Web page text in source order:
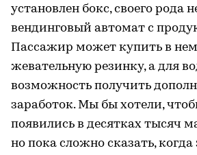
установлен бокс, своего рода
вендинговый автомат с
Пассажир может купить в нем
жевательную резинку, а для
возможность получить
заработок. Мы бы хотели,
появились в десятках тысяч
но пока сложно сказать, когда